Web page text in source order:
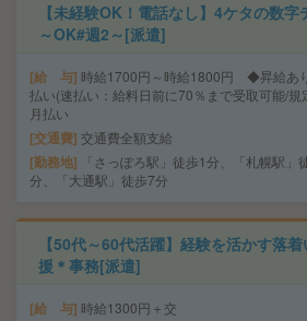
【未経験OK！電話なし】4ケタの数
～OK#週2～[派遣]
給 与 時給1700円～時給1800円 ◆昇給
払い(速払い：給料日前に70％まで受取可能/規
月払い
交通費 交通費全額支給
勤務地
「さっぽろ駅」徒歩1分、「札幌駅」
分、「大通駅」徒歩7分
【50代～60代活躍】経験を活かす落
援＊事務[派遣]
給 与 時給1300円＋交